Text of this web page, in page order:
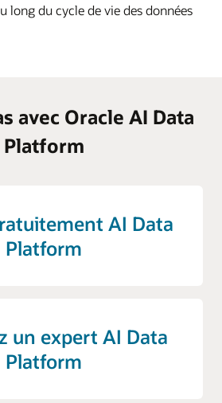
long du cycle de vie des données
avec Oracle AI Data
Platform
AI Data
Platform
un expert AI Data
Platform